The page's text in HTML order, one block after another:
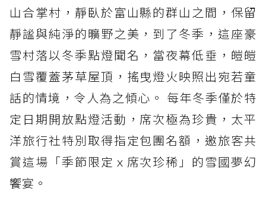
山合掌村，靜臥於富山縣的群山之間，保留
靜謐與純淨的曠野之美，到了冬季，這座豪
雪村落以冬季點燈聞名，當夜幕低垂，皚皚
白雪覆蓋茅草屋頂，搖曳燈火映照出宛若童
話的情境，令人為之傾心。 每年冬季僅於特
定日期開放點燈活動，席次極為珍貴，太平
洋旅行社特別取得指定包團名額，邀旅客共
賞這場「季節限定ｘ席次珍稀」的雪國夢幻
饗宴。